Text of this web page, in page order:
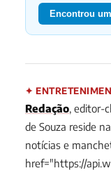
Encontrou
✦
Redação, editor-
de Souza reside
notícias e
href="https://